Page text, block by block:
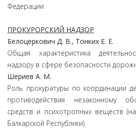
Федерации
ПРОКУРОРСКИЙ НАДЗОР
Белоцеркович Д. В., Тонких Е. Е.
Общая характеристика
надзору в сфере безопасности
Шериев А. М.
Роль прокуратуры по координации
противодействия незаконному
средств и психотропных веществ
Балкарской Республики)